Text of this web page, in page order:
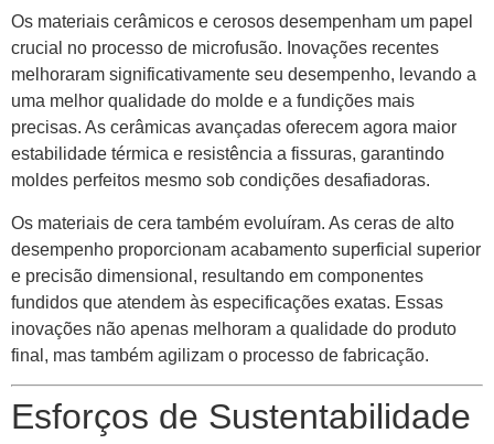
Os materiais cerâmicos e cerosos desempenham um papel
crucial no processo de microfusão. Inovações recentes
melhoraram significativamente seu desempenho, levando a
uma melhor qualidade do molde e a fundições mais
precisas. As cerâmicas avançadas oferecem agora maior
estabilidade térmica e resistência a fissuras, garantindo
moldes perfeitos mesmo sob condições desafiadoras.
Os materiais de cera também evoluíram. As ceras de alto
desempenho proporcionam acabamento superficial superior
e precisão dimensional, resultando em componentes
fundidos que atendem às especificações exatas. Essas
inovações não apenas melhoram a qualidade do produto
final, mas também agilizam o processo de fabricação.
Esforços de Sustentabilidade